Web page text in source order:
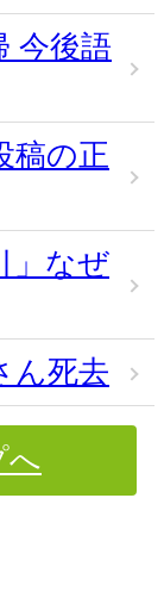
今後語
稿の正
」なぜ
ん死去
へ